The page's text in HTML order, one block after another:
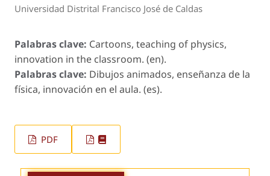
Universidad Distrital Francisco José de Caldas
Palabras clave: Cartoons, teaching of physics,
innovation in the classroom. (en).
Palabras clave: Dibujos animados, enseñanza de la
física, innovación en el aula. (es).
PDF